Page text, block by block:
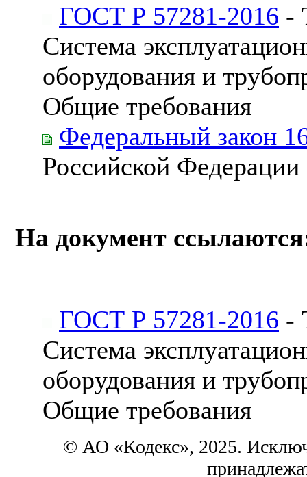
ГОСТ Р 57281-2016 -
Система
оборудования и
Общие требования
Федеральный закон
Российской Федерации
На документ
ГОСТ Р 57281-2016 -
Система
оборудования и
Общие требования
© АО «Кодекс», 2025.